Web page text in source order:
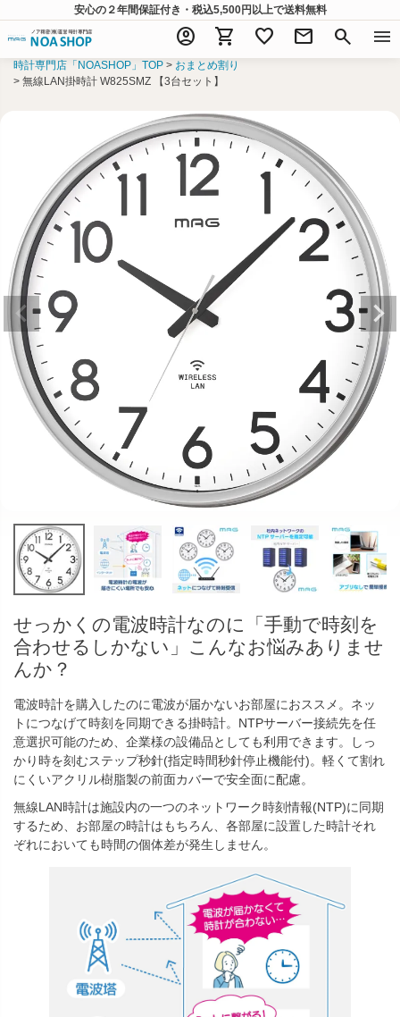
安心の２年間保証付き・税込5,500円以上で送料無料
account_circle shopping_cart favorite mail search menu
時計専門店「NOASHOP」TOP
おまとめ割り
無線LAN掛時計 W825SMZ 【3台セット】
せっかくの電波時計なのに「手動で時刻を
合わせるしかない」こんなお悩みありませ
んか？
電波時計を購入したのに電波が届かないお部屋におススメ。ネッ
トにつなげて時刻を同期できる掛時計。NTPサーバー接続先を任
意選択可能のため、企業様の設備品としても利用できます。しっ
かり時を刻むステップ秒針(指定時間秒針停止機能付)。軽くて割れ
にくいアクリル樹脂製の前面カバーで安全面に配慮。
無線LAN時計は施設内の一つのネットワーク時刻情報(NTP)に同期
するため、お部屋の時計はもちろん、各部屋に設置した時計それ
ぞれにおいても時間の個体差が発生しません。